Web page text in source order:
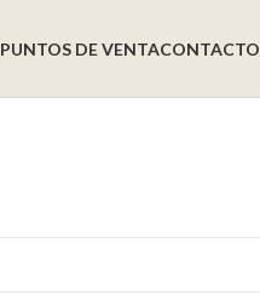
PUNTOS DE VENTACONTACTO